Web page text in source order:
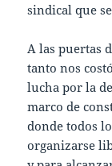
sindical que
A las puertas
tanto nos
lucha por la
marco de
donde todos
organizarse